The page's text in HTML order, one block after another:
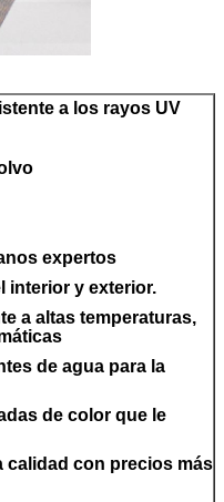
a los rayos UV
expertos
interior y exterior.
a altas temperaturas,
de agua para la
de color que le
calidad con precios más